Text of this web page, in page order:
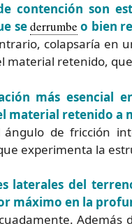
contención son
sederrumbe o bien
colapsaría en
material retenido,
más esencial
material retenido a
ángulo de fricción
experimenta la
laterales del
máximo en la
Además